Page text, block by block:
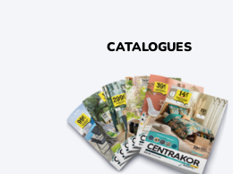
CATALOGUES